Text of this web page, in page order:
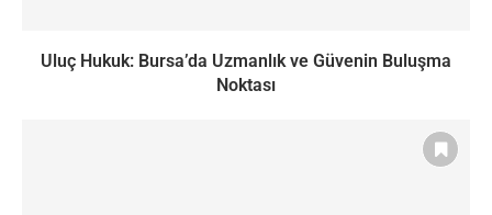
Uluç Hukuk: Bursa’da Uzmanlık ve Güvenin Buluşma
Noktası